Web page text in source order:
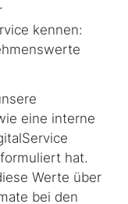
kennen:
eine interne
hat.
Werte über
bei den